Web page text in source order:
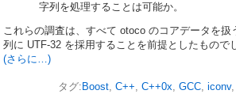
字列を処理することは可能か。
これらの調査は、すべて otoco のコアデータを扱
列に UTF-32 を採用することを前提としたもので
(さらに…)
タグ: Boost, C++, C++0x, GCC, iconv